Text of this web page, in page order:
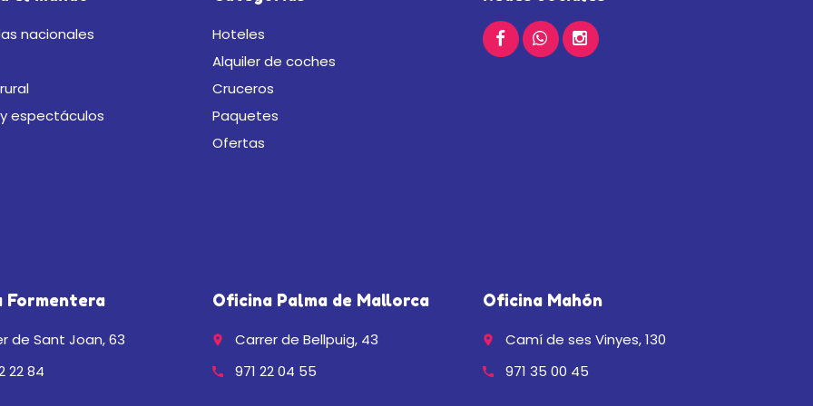
nacionales
espectáculos
Hoteles
Alquiler de coches
Cruceros
Paquetes
Ofertas
Formentera
de Sant Joan, 63
22 84
Oficina Palma de Mallorca
place Carrer de Bellpuig, 43
call 971 22 04 55
Oficina Mahón
place Camí de ses Vinyes, 130
call 971 35 00 45